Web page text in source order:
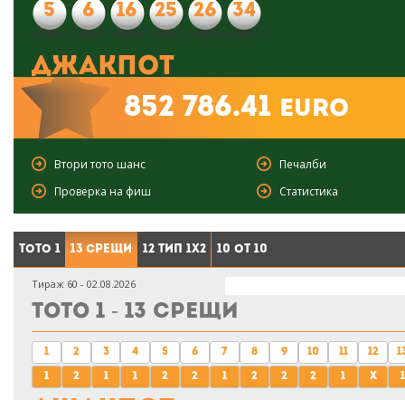
5 6 16 25 26 34
Джакпот
852 786.41 euro
Втори тото шанс
Печалби
Проверка на фиш
Статистика
Тото 1 13 срещи 12 тип 1X2 10 от 10
Тираж 60 - 02.08.2026
Тото 1 - 13 срещи
1
1
2
2
3
1
4
1
5
2
6
2
7
1
8
2
9
2
10
2
11
1
12
x 1